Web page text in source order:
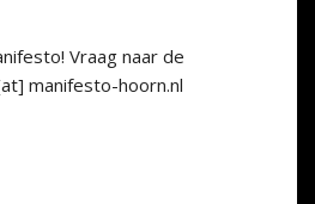
Vraag naar de
manifesto-hoorn.nl